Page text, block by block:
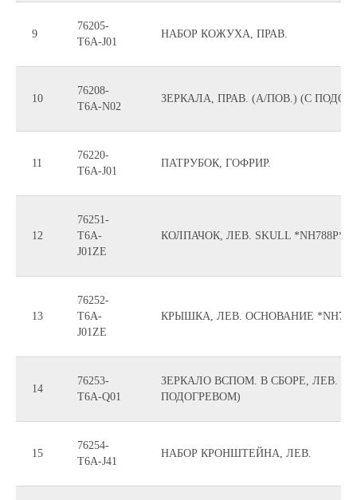
9
76205-
T6A-J01
НАБОР КОЖУХА, ПРАВ.
10
76208-
T6A-N02
ЗЕРКАЛА, ПРАВ. (А/ПОВ.) (С
11
76220-
T6A-J01
ПАТРУБОК, ГОФРИР.
12
76251-
T6A-
J01ZE
КОЛПАЧОК, ЛЕВ. SKULL *NH788P*
13
76252-
T6A-
J01ZE
КРЫШКА, ЛЕВ. ОСНОВАНИЕ
14
76253-
T6A-Q01
ЗЕРКАЛО ВСПОМ. В СБОРЕ, ЛЕВ.
ПОДОГРЕВОМ)
15
76254-
T6A-J41
НАБОР КРОНШТЕЙНА, ЛЕВ.